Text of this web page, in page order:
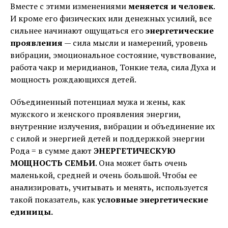
Вместе с этими изменениямименяется и человек.
И кроме его физических или денежных усилий, все
сильнее начинают ощущаться егоэнергетические
проявления — сила мысли и намерений, уровень
вибрации, эмоциональное состояние, чувствование,
работа чакр и меридианов, Тонкие тела, сила Духа и
мощность рождающихся детей.
Объединенный потенциал мужа и жены, как
мужского и женского проявления энергии,
внутренние излучения, вибрации и объединение их
с силой и энергией детей и поддержкой энергии
Рода = в сумме дают ЭНЕРГЕТИЧЕСКУЮ
МОЩНОСТЬ СЕМЬИ. Она может быть очень
маленькой, средней и очень большой. Чтобы ее
анализировать, учитывать и менять, используется
такой показатель, какусловные энергетические
единицы.